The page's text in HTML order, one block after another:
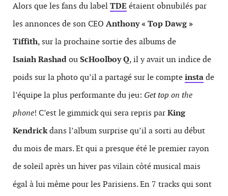
Alors que les fans du labelTDE étaient obnubilés par
les annonces de son CEO Anthony « Top Dawg »
Tiffith, sur la prochaine sortie des albums de
Isaiah RashadouScHoolboy Q, il y avait un indice de
poids sur la photo qu’il a partagé sur le compteinstade
l’équipe la plus performante du jeu: Get top on the
phone! C’est le gimmick qui sera repris parKing
Kendrickdans l’album surprise qu’il a sorti au début
du mois de mars. Et qui a presque été le premier rayon
de soleil après un hiver pas vilain côté musical mais
égal à lui même pour les Parisiens. En 7 tracks qui sont